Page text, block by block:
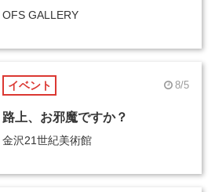
OFS GALLERY
イベント 8/5
路上、お邪魔ですか？
金沢21世紀美術館